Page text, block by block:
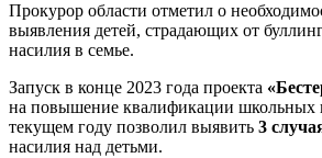
Прокурор области отметил о
выявления детей, страдающих от
насилия в семье.
Запуск в конце 2023 года проекта
на повышение квалификации школьных
текущем году позволил выявить 3
насилия над детьми.